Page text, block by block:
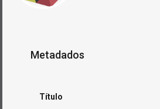
Metadados
Título